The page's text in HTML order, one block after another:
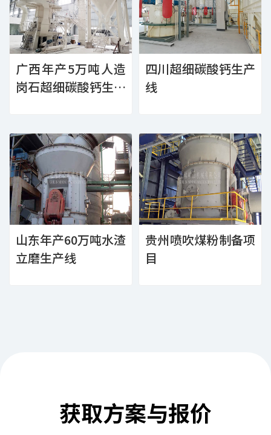
广西年产5万吨人造
岗石超细碳酸钙生产
四川超细碳酸钙生产
线
山东年产60万吨水渣
立磨生产线
贵州喷吹煤粉制备项
目
获取方案与报价